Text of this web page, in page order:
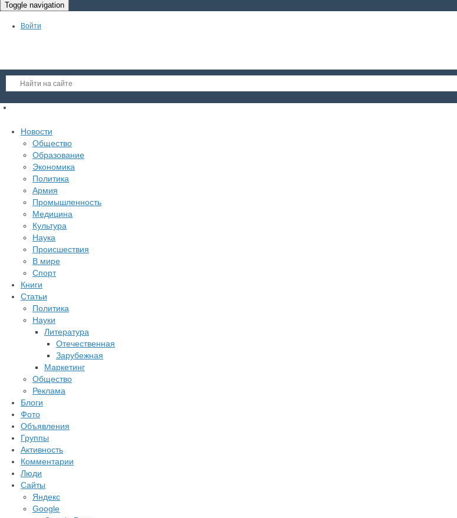
Toggle navigation
Войти
Гость
Войти
Регистрация
Новости
Общество
Образование
Экономика
Политика
Армия
Промышленность
Медицина
Культура
Наука
Происшествия
В мире
Спорт
Книги
Статьи
Политика
Науки
Литература
Отечественная
Зарубежная
Маркетинг
Общество
Реклама
Блоги
Фото
Объявления
Группы
Активность
Комментарии
Люди
Сайты
Яндекс
Google